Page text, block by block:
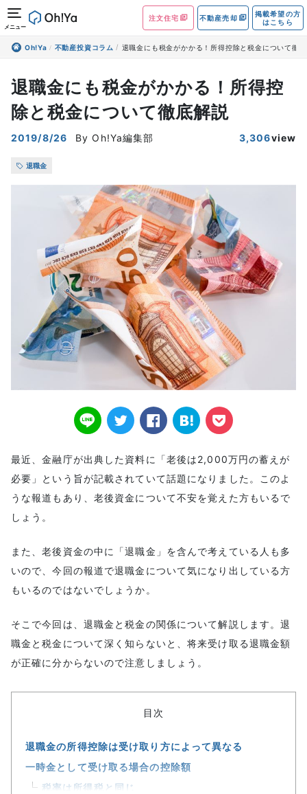
メニュー
注文住宅 不動産売却
掲載希望の方
はこちら
Oh!Ya 不動産投資コラム 退職金にも税金がかかる！所得控除と税金について徹
退職金にも税金がかかる！所得控
除と税金について徹底解説
2019/8/26 By Oh!Ya編集部 3,306view
退職金
最近、金融庁が出典した資料に「老後は2,000万円の蓄えが
必要」という旨が記載されていて話題になりました。このよ
うな報道もあり、老後資金について不安を覚えた方もいるで
しょう。
また、老後資金の中に「退職金」を含んで考えている人も多
いので、今回の報道で退職金について気になり出している方
もいるのではないでしょうか。
そこで今回は、退職金と税金の関係について解説します。退
職金と税金について深く知らないと、将来受け取る退職金額
が正確に分からないので注意しましょう。
目次
退職金の所得控除は受け取り方によって異なる
一時金として受け取る場合の控除額
税率は所得税と同じ